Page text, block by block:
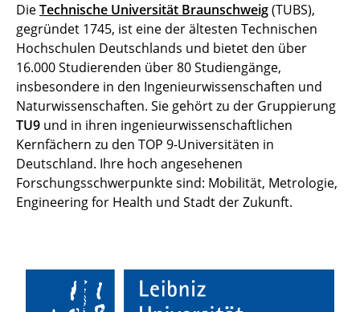
DieTechnische Universität Braunschweig(TUBS),
gegründet 1745, ist eine der ältesten Technischen
Hochschulen Deutschlands und bietet den über
16.000 Studierenden über 80 Studiengänge,
insbesondere in den Ingenieurwissenschaften und
Naturwissenschaften. Sie gehört zu der Gruppierung
TU9 und in ihren ingenieurwissenschaftlichen
Kernfächern zu den TOP 9-Universitäten in
Deutschland. Ihre hoch angesehenen
Forschungsschwerpunkte sind: Mobilität, Metrologie,
Engineering for Health und Stadt der Zukunft.